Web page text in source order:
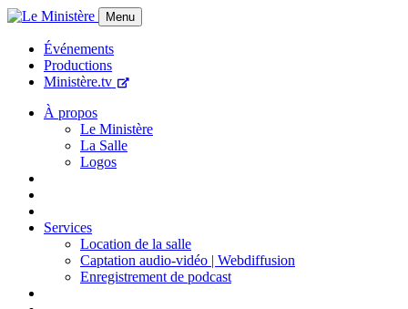
Menu
Événements
Productions
Ministère.tv
À propos
Le Ministère
La Salle
Logos
Services
Location de la salle
Captation audio-vidéo | Webdiffusion
Enregistrement de podcast